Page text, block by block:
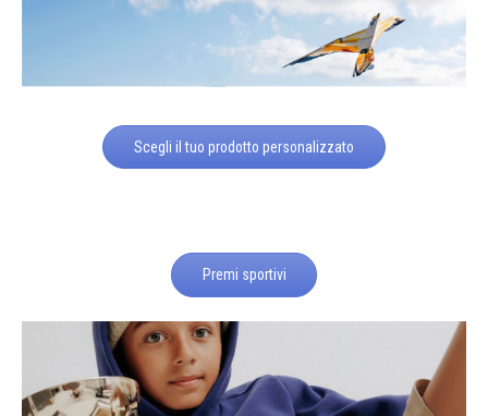
Scegli il tuo prodotto personalizzato
Premi sportivi